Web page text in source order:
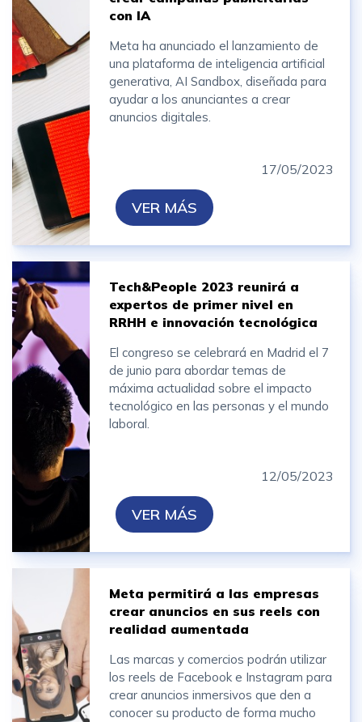
con IA
Meta ha anunciado el lanzamiento de
una plataforma de inteligencia artificial
generativa, AI Sandbox, diseñada para
ayudar a los anunciantes a crear
anuncios digitales.
17/05/2023
VER MÁS
Tech&People 2023 reunirá a
expertos de primer nivel en
RRHH e innovación tecnológica
El congreso se celebrará en Madrid el 7
de junio para abordar temas de
máxima actualidad sobre el impacto
tecnológico en las personas y el mundo
laboral.
12/05/2023
VER MÁS
Meta permitirá a las empresas
crear anuncios en sus reels con
realidad aumentada
Las marcas y comercios podrán utilizar
los reels de Facebook e Instagram para
crear anuncios inmersivos que den a
conocer su producto de forma mucho